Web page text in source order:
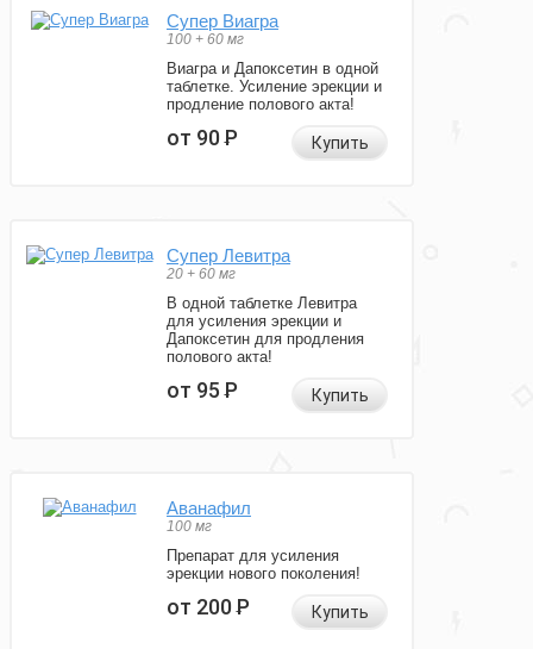
Супер Виагра
100 + 60 мг
Виагра и Дапоксетин в одной
таблетке. Усиление эрекции и
продление полового акта!
от 90Р Купить
Супер Левитра
20 + 60 мг
В одной таблетке Левитра
для усиления эрекции и
Дапоксетин для продления
полового акта!
от 95Р Купить
Аванафил
100 мг
Препарат для усиления
эрекции нового поколения!
от 200Р Купить